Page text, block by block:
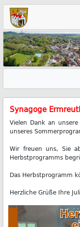
Markt
Neunkirchen
Syn­ago­ge
Vie­len Dank an
un­se­res
Wir freu­en uns, Sie
Herbst­pro­gramms
Das Herbst­pro­gramm
Herz­li­che Grü­ße Ih­re